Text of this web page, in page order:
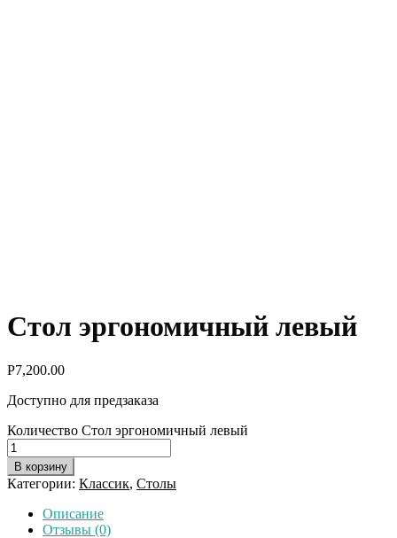
Стол эргономичный левый
Р7,200.00
Доступно для предзаказа
Количество Стол эргономичный левый
В корзину
Категории: Классик, Столы
Описание
Отзывы (0)